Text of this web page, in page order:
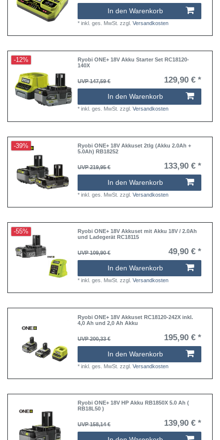
In den Warenkorb
*inkl. ges. MwSt. zzgl.Versandkosten
-12%
Ryobi ONE+ 18V Akku Starter Set RC18120-
140X
UVP 147,59 € 129,90 € *
In den Warenkorb
*inkl. ges. MwSt. zzgl.Versandkosten
-39%
Ryobi ONE+ 18V Akkuset 2tlg (Akku 2.0Ah +
5.0Ah) RB18252
UVP 219,95 € 133,90 € *
In den Warenkorb
*inkl. ges. MwSt. zzgl.Versandkosten
-55%
Ryobi ONE+ 18V Akkuset mit Akku 18V / 2.0Ah
und Ladegerät RC18115
UVP 109,90 € 49,90 € *
In den Warenkorb
*inkl. ges. MwSt. zzgl.Versandkosten
Ryobi ONE+ 18V Akkuset RC18120-242X inkl.
4,0 Ah und 2,0 Ah Akku
UVP 200,33 € 195,90 € *
In den Warenkorb
*inkl. ges. MwSt. zzgl.Versandkosten
Ryobi ONE+ 18V HP Akku RB1850X 5.0 Ah (
RB18L50 )
UVP 158,14 € 139,90 € *